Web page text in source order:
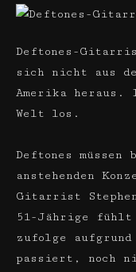
Deftones-
sich nicht aus
Amerika heraus.
Welt los.
Deftones
anstehenden
Gitarrist Stephen
51-Jährige fühlt
zufolge aufgrund
passiert, noch